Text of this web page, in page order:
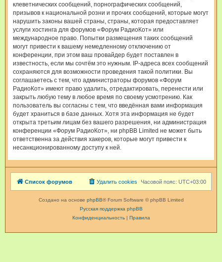
клеветнических сообщений, порнографических сообщений,
призывов к национальной розни и прочих сообщений, которые могут
нарушить законы вашей страны, страны, которая предоставляет
услуги хостинга для форумов «Форум РадиоКот» или
международное право. Попытки размещения таких сообщений
могут привести к вашему немедленному отключению от
конференции, при этом ваш провайдер будет поставлен в
известность, если мы сочтём это нужным. IP-адреса всех сообщений
сохраняются для возможности проведения такой политики. Вы
соглашаетесь с тем, что администраторы форумов «Форум
РадиоКот» имеют право удалить, отредактировать, перенести или
закрыть любую тему в любое время по своему усмотрению. Как
пользователь вы согласны с тем, что введённая вами информация
будет храниться в базе данных. Хотя эта информация не будет
открыта третьим лицам без вашего разрешения, ни администрация
конференции «Форум РадиоКот», ни phpBB Limited не может быть
ответственна за действия хакеров, которые могут привести к
несанкционированному доступу к ней.
Список форумов Часовой пояс: UTC+03:00
Удалить cookies
Создано на основе phpBB® Forum Software © phpBB Limited
Русская поддержка phpBB
Конфиденциальность| Правила